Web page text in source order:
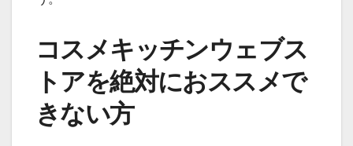
コスメキッチンウェブス
トアを絶対におススメで
きない方